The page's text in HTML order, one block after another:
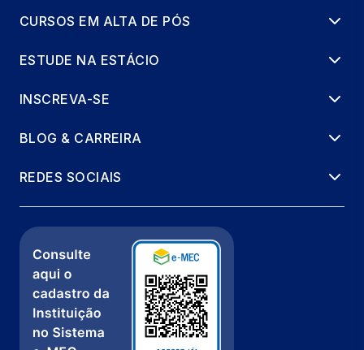
CURSOS EM ALTA DE PÓS
ESTUDE NA ESTÁCIO
INSCREVA-SE
BLOG & CARREIRA
REDES SOCIAIS